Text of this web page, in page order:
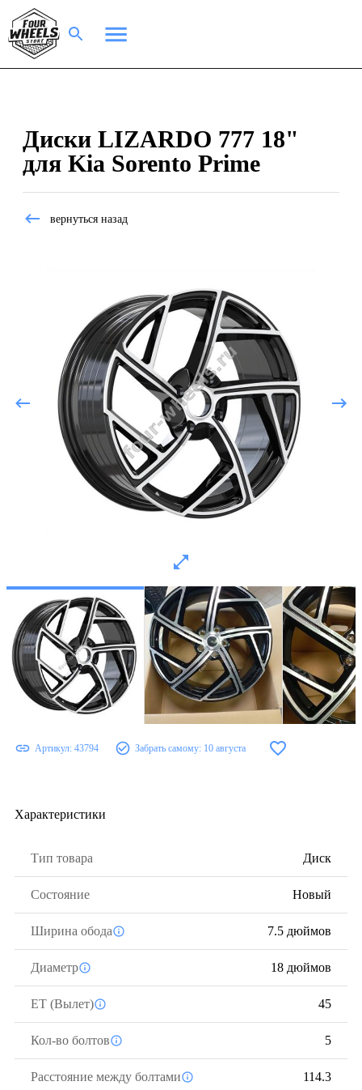
Диски LIZARDO 777 18"
для Kia Sorento Prime
вернуться назад
Артикул: 43794 Забрать самому: 10 августа
Характеристики
Тип товара Диск
Состояние Новый
Ширина обода 7.5 дюймов
Диаметр 18 дюймов
ЕТ (Вылет) 45
Кол-во болтов 5
Расстояние между болтами 114.3